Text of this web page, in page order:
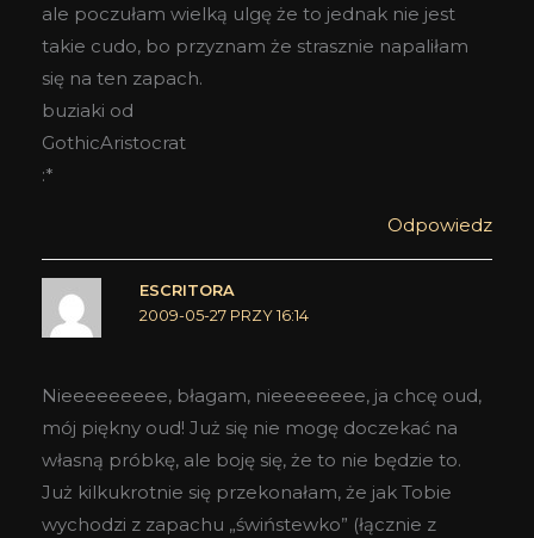
ale poczułam wielką ulgę że to jednak nie jest
takie cudo, bo przyznam że strasznie napaliłam
się na ten zapach.
buziaki od
GothicAristocrat
:*
Odpowiedz
ESCRITORA
2009-05-27 PRZY 16:14
Nieeeeeeeee, błagam, nieeeeeeee, ja chcę oud,
mój piękny oud! Już się nie mogę doczekać na
własną próbkę, ale boję się, że to nie będzie to.
Już kilkukrotnie się przekonałam, że jak Tobie
wychodzi z zapachu „świństewko” (łącznie z